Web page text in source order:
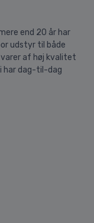
end 20 år har
udstyr til både
varer af høj kvalitet
har dag-til-dag